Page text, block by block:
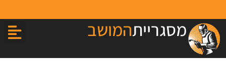
מסגרייתהמושב